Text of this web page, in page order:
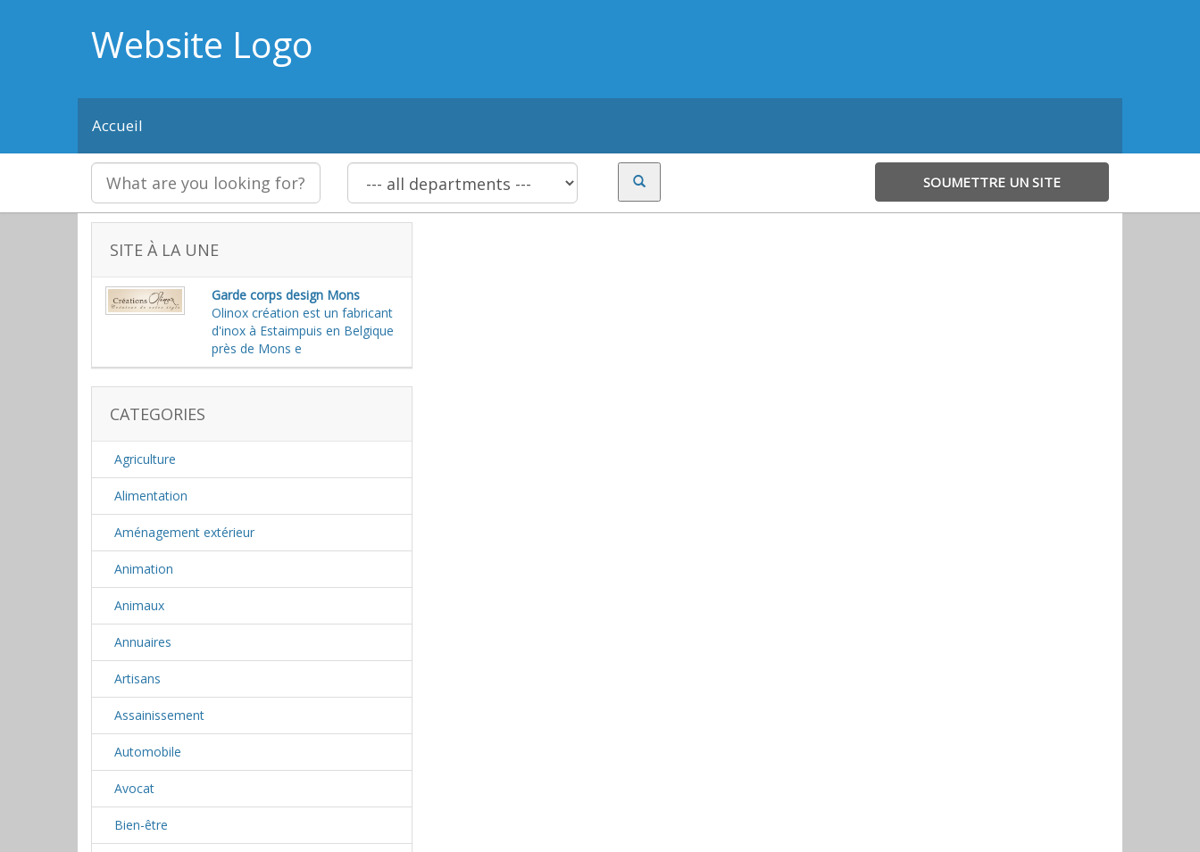
Website Logo
Accueil
SOUMETTRE UN SITE
SITE À LA UNE
Garde corps design Mons
Olinox création est un fabricant
d'inox à Estaimpuis en Belgique
près de Mons e
CATEGORIES
Agriculture
Alimentation
Aménagement extérieur
Animation
Animaux
Annuaires
Artisans
Assainissement
Automobile
Avocat
Bien-être